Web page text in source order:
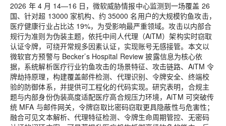
2026 年 4 月 14—16 日，微软威胁情报中心监测到一场覆盖 26
国、针对超 13000 家机构、约 35000 名用户的大规模钓鱼攻击，
医疗健康行业占比达 19%，为受影响最严重领域。攻击以内部合
规行为准则为伪装主题，依托中间人代理（AiTM）架构实时窃取
认证令牌，可绕开常规多因素认证，实现账号无感接管。本文以
微软官方预警与 Becker’s Hospital Review 披露信息为核心依
据，系统解析医疗行业钓鱼攻击的场景特征、攻击链路、AiTM 令
牌劫持原理，构建覆盖邮件检测、代理识别、令牌安全、终端校
验的防御体系，并提供可工程化的代码实现。研究表明，合规主
题与内部身份伪装高度适配医疗高合规压力环境，AiTM 可突破传
统 MFA 与邮件网关，令牌窃取比密码窃取更具隐蔽性与危害性；
融合可见文本解析、代理特征检测、令牌生命周期管控、无密码